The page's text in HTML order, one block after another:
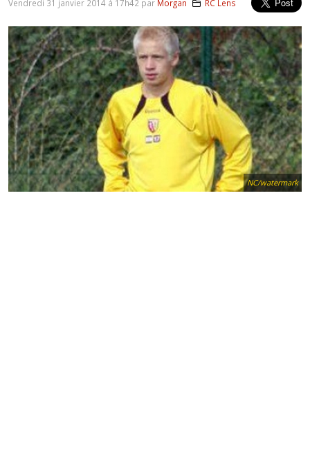
NC/watermark
Vendredi 31 janvier 2014 à 17h42 par Morgan RC Lens